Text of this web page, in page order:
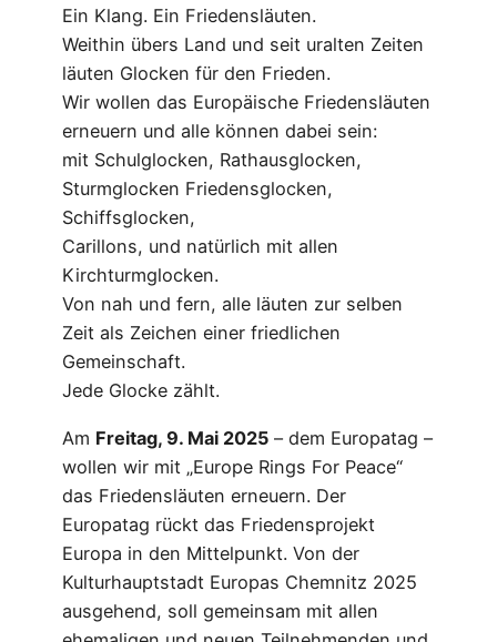
Ein Klang. Ein Friedensläuten.
Weithin übers Land und seit uralten Zeiten
läuten Glocken für den Frieden.
Wir wollen das Europäische Friedensläuten
erneuern und alle können dabei sein:
mit Schulglocken, Rathausglocken,
Sturmglocken Friedensglocken,
Schiffsglocken,
Carillons, und natürlich mit allen
Kirchturmglocken.
Von nah und fern, alle läuten zur selben
Zeit als Zeichen einer friedlichen
Gemeinschaft.
Jede Glocke zählt.
Am Freitag, 9. Mai 2025 – dem Europatag –
wollen wir mit „Europe Rings For Peace“
das Friedensläuten erneuern. Der
Europatag rückt das Friedensprojekt
Europa in den Mittelpunkt. Von der
Kulturhauptstadt Europas Chemnitz 2025
ausgehend, soll gemeinsam mit allen